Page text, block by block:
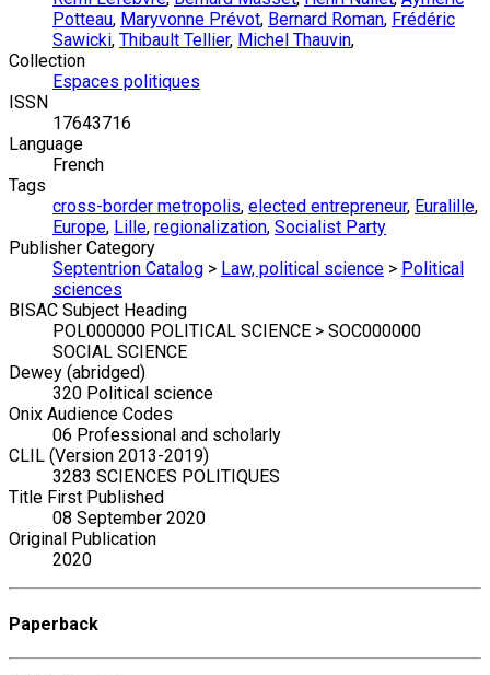
Potteau, Maryvonne Prévot, Bernard Roman, Frédéric
Sawicki, Thibault Tellier, Michel Thauvin,
Collection
Espaces politiques
ISSN
17643716
Language
French
Tags
cross-border metropolis, elected entrepreneur, Euralille,
Europe, Lille, regionalization, Socialist Party
Publisher Category
Septentrion Catalog > Law, political science > Political
sciences
BISAC Subject Heading
POL000000 POLITICAL SCIENCE > SOC000000
SOCIAL SCIENCE
Dewey (abridged)
320 Political science
Onix Audience Codes
06 Professional and scholarly
CLIL (Version 2013-2019)
3283 SCIENCES POLITIQUES
Title First Published
08 September 2020
Original Publication
2020
Paperback